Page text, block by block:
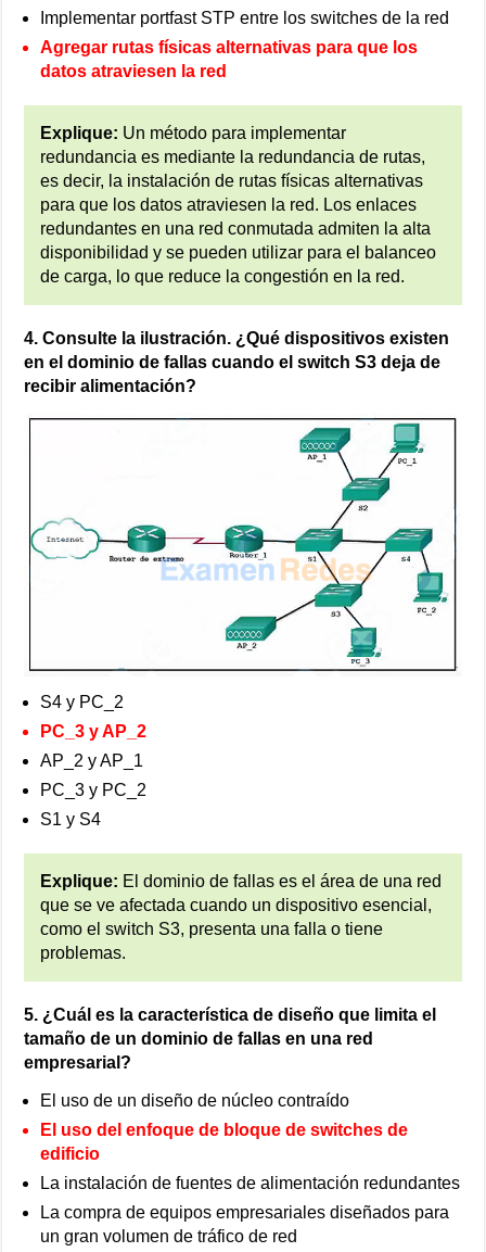
Implementar portfast STP entre los switches de la red
Agregar rutas físicas alternativas para que los
datos atraviesen la red
Explique: Un método para implementar
redundancia es mediante la redundancia de rutas,
es decir, la instalación de rutas físicas alternativas
para que los datos atraviesen la red. Los enlaces
redundantes en una red conmutada admiten la alta
disponibilidad y se pueden utilizar para el balanceo
de carga, lo que reduce la congestión en la red.
4. Consulte la ilustración. ¿Qué dispositivos existen
en el dominio de fallas cuando el switch S3 deja de
recibir alimentación?
S4 y PC_2
PC_3 y AP_2
AP_2 y AP_1
PC_3 y PC_2
S1 y S4
Explique: El dominio de fallas es el área de una red
que se ve afectada cuando un dispositivo esencial,
como el switch S3, presenta una falla o tiene
problemas.
5. ¿Cuál es la característica de diseño que limita el
tamaño de un dominio de fallas en una red
empresarial?
El uso de un diseño de núcleo contraído
El uso del enfoque de bloque de switches de
edificio
La instalación de fuentes de alimentación redundantes
La compra de equipos empresariales diseñados para
un gran volumen de tráfico de red